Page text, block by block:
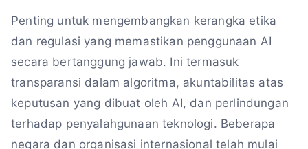
Penting untuk mengembangkan kerangka etika
dan regulasi yang memastikan penggunaan AI
secara bertanggung jawab. Ini termasuk
transparansi dalam algoritma, akuntabilitas atas
keputusan yang dibuat oleh AI, dan perlindungan
terhadap penyalahgunaan teknologi. Beberapa
negara dan organisasi internasional telah mulai